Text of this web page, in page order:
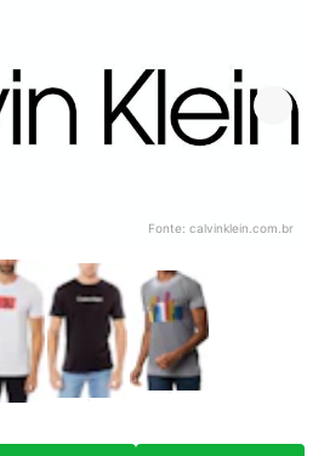
Fonte: calvinklein.com.br